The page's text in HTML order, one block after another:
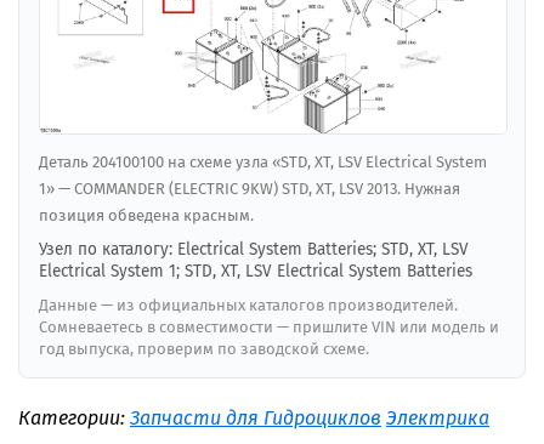
Деталь 204100100 на схеме узла «STD, XT, LSV Electrical System
1» — COMMANDER (ELECTRIC 9KW) STD, XT, LSV 2013. Нужная
позиция обведена красным.
Узел по каталогу: Electrical System Batteries; STD, XT, LSV
Electrical System 1; STD, XT, LSV Electrical System Batteries
Данные — из официальных каталогов производителей.
Сомневаетесь в совместимости — пришлите VIN или модель и
год выпуска, проверим по заводской схеме.
Категории: Запчасти для Гидроциклов Электрика